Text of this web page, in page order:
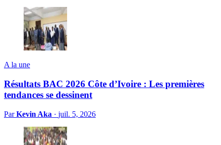
A la une
Résultats BAC 2026 Côte d’Ivoire : Les premières
tendances se dessinent
ParKevin Aka · juil. 5, 2026